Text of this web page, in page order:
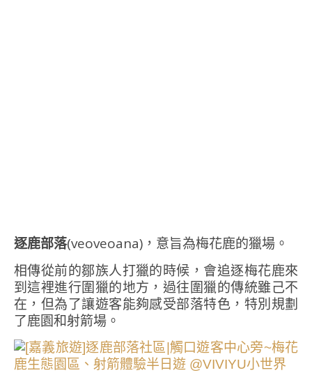
逐鹿部落(veoveoana)，意旨為梅花鹿的獵場。
相傳從前的鄒族人打獵的時候，會追逐梅花鹿來
到這裡進行圍獵的地方，過往圍獵的傳統雖己不
在，但為了讓遊客能夠感受部落特色，特別規劃
了鹿園和射箭場。